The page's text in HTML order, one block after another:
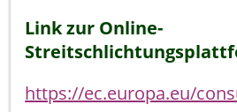
Link zur Online-
https://ec.europa.eu/